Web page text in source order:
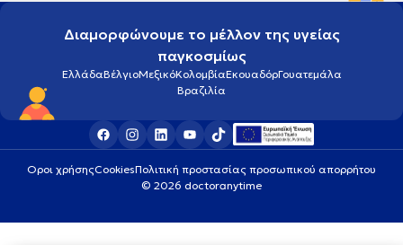
Διαμορφώνουμε το μέλλον της υγείας
παγκοσμίως
ΕλλάδαΒέλγιοΜεξικόΚολομβίαΕκουαδόρΓουατεμάλα
Βραζιλία
Οροι χρήσηςCookiesΠολιτική προστασίας προσωπικού απορρήτου
© 2026 doctoranytime